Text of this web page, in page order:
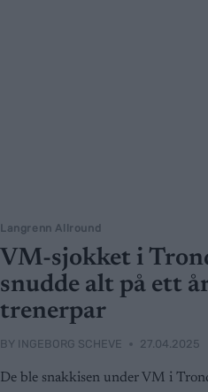
Langrenn Allround
VM-sjokket i
snudde alt på ett
trenerpar
BY INGEBORG SCHEVE 27.04.2025
De ble snakkisen under VM i